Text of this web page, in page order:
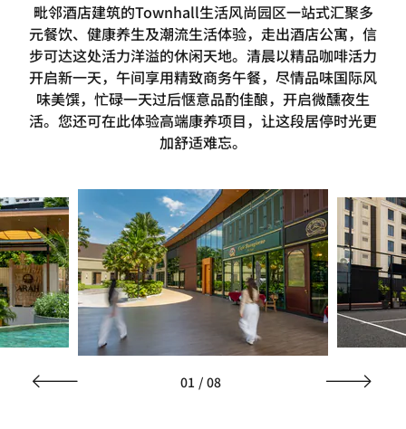
毗邻酒店建筑的Townhall生活风尚园区一站式汇聚多
元餐饮、健康养生及潮流生活体验，走出酒店公寓，信
步可达这处活力洋溢的休闲天地。清晨以精品咖啡活力
开启新一天，午间享用精致商务午餐，尽情品味国际风
味美馔，忙碌一天过后惬意品酌佳酿，开启微醺夜生
活。您还可在此体验高端康养项目，让这段居停时光更
加舒适难忘。
01 / 08